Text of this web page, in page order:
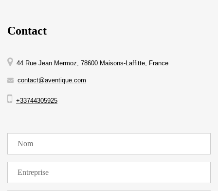
Contact
44 Rue Jean Mermoz, 78600 Maisons-Laffitte, France
contact@aventique.com
+33744305925